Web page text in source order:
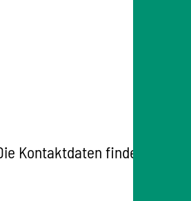
Kontaktdaten finden Sie im